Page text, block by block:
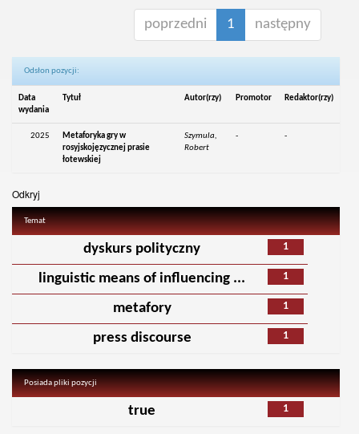
poprzedni 1 następny
Odsłon pozycji:
Data
wydania
Tytuł Autor(rzy) Promotor Redaktor(rzy)
2025
Metaforyka gry w
rosyjskojęzycznej prasie
łotewskiej
Szymula,
Robert
- -
Odkryj
Temat
1
dyskurs polityczny
1
linguistic means of influencing ...
1
metafory
1
press discourse
Posiada pliki pozycji
1
true